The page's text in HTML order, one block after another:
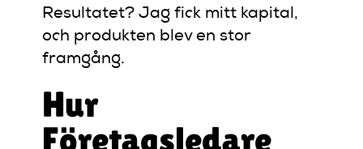
Resultatet? Jag fick mitt kapital,
och produkten blev en stor
framgång.
Hur
Företagsledare